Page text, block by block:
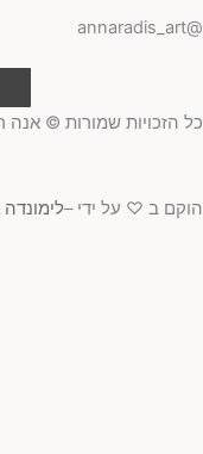
הזכויות שמורות © אנה
ב ♡ על ידי – לימונדה 2.0